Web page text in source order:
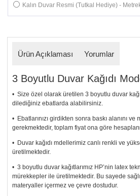
Kalın Duvar Resmi (Tutkal Hediye) -
Ürün Açıklaması Yorumlar
3 Boyutlu Duvar Kağıdı
• Size özel olarak üretilen 3 boyutlu duvar
dilediğiniz ebatlarda alabilirsiniz.
• Ebatlarınızı girdikten sonra baskı alanını
gerekmektedir, toplam fiyat ona göre
• Duvar kağıdı mdellerimiz canlı renkli ve
üretilmektedir.
• 3 boyutlu duvar kağıtlarımız HP’nin latex
mürekkepler ile üretilmektedir. Bu sayede
materyaller içermez ve çevre dostudur.